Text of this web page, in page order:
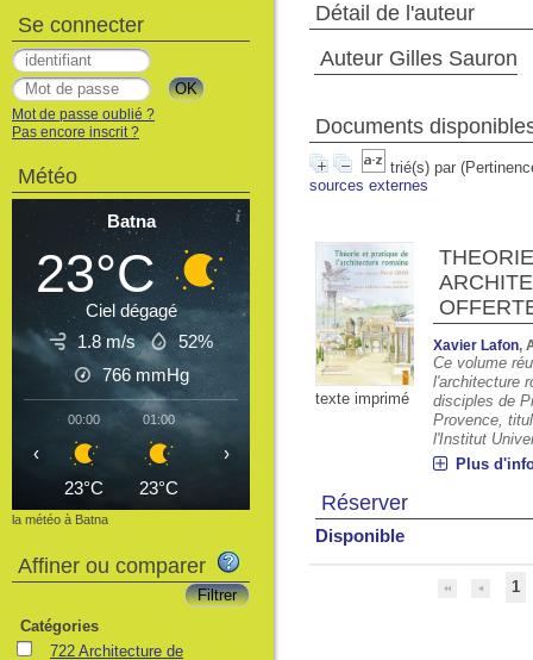
Détail de l'auteur
Auteur Gilles Sauron
Documents
trié(s) par
sources externes
texte imprimé
Xavier Lafon,
Ce volume
l'architecture
disciples de
Provence,
l'Institut
Plus
Réserver
Disponible
1
Se connecter
Mot de passe oublié ?
Pas encore inscrit ?
Météo
Batna
23°C
Ciel dégagé
1.8 m/s
52%
766 mmHg
00:00
23°C
01:00
23°C
02:00 05:00
‹ ›
la météo à Batna
Affiner ou comparer
Catégories
722 Architecture de